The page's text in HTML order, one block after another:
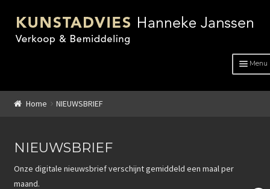
Menu
ADVIES
KUNSTENAARS
Home NIEUWSBRIEF
NIEUWSBRIEF
Onze digitale nieuwsbrief verschijnt gemiddeld een maal per
maand.